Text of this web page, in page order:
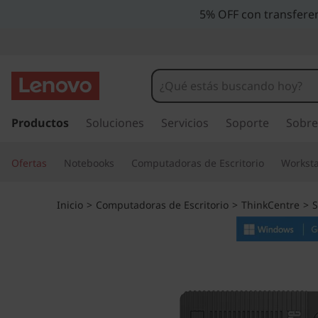
n
k
C
5% OFF con
r
c
Productos Soluciones Servicios Soporte
Ofertas Notebooks Computadoras de Escritorio
Inicio > Computadoras de Escritorio > ThinkCentre >